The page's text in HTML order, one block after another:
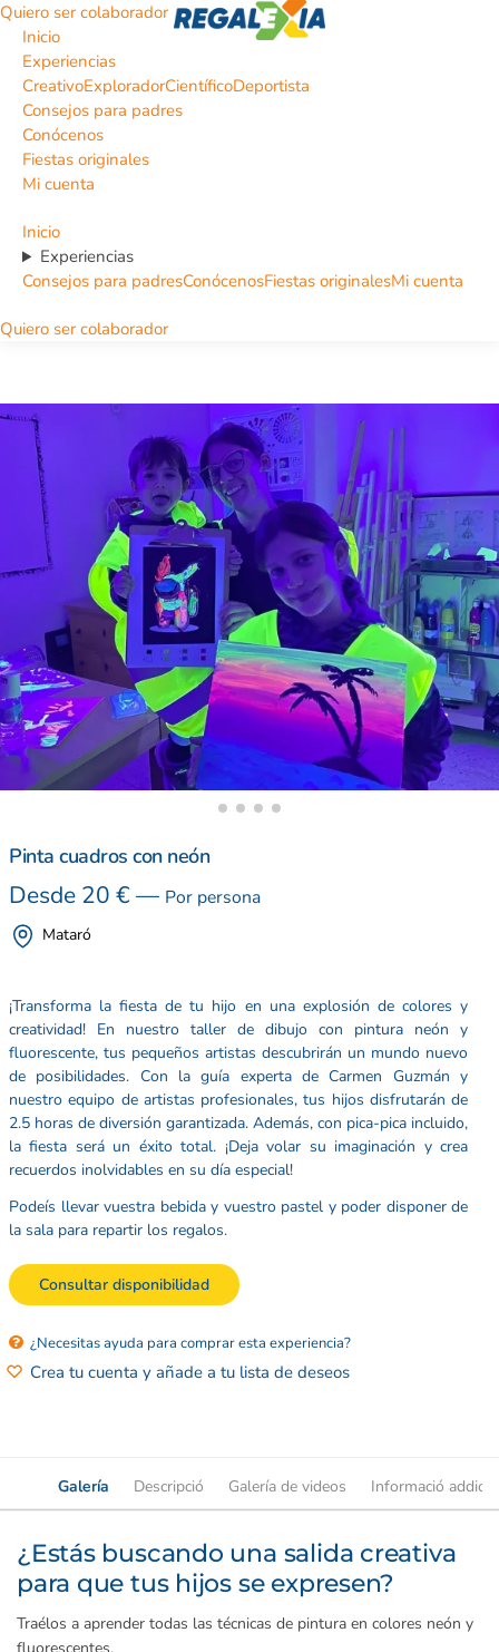
Quiero ser colaborador
Inicio
Experiencias
CreativoExploradorCientíficoDeportista
Consejos para padres
Conócenos
Fiestas originales
Mi cuenta
Inicio
Experiencias
Consejos para padresConócenosFiestas originalesMi cuenta
Quiero ser colaborador
Pinta cuadros con neón
Desde 20 €— Por persona
Mataró
¡Transforma la fiesta de tu hijo en una explosión de colores y
creatividad! En nuestro taller de dibujo con pintura neón y
fluorescente, tus pequeños artistas descubrirán un mundo nuevo
de posibilidades. Con la guía experta de Carmen Guzmán y
nuestro equipo de artistas profesionales, tus hijos disfrutarán de
2.5 horas de diversión garantizada. Además, con pica-pica incluido,
la fiesta será un éxito total. ¡Deja volar su imaginación y crea
recuerdos inolvidables en su día especial!
Podeís llevar vuestra bebida y vuestro pastel y poder disponer de
la sala para repartir los regalos.
Consultar disponibilidad
¿Necesitas ayuda para comprar esta experiencia?
Crea tu cuenta y añade a tu lista de deseos
Galería Descripció Galería de videos Informació
¿Estás buscando una salida creativa
para que tus hijos se expresen?
Traélos a aprender todas las técnicas de pintura en colores neón y
fluorescentes.